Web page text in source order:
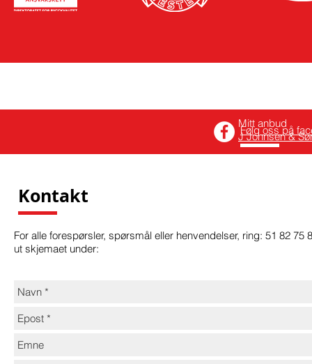
Følg oss på
Mitt anbud
​J Johnsen &
Kontakt
For alle forespørsler, spørsmål eller henvendelser, ring: 51 82 75
ut skjemaet under: